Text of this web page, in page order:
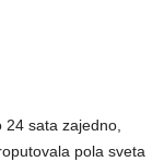
sata zajedno,
pola sveta